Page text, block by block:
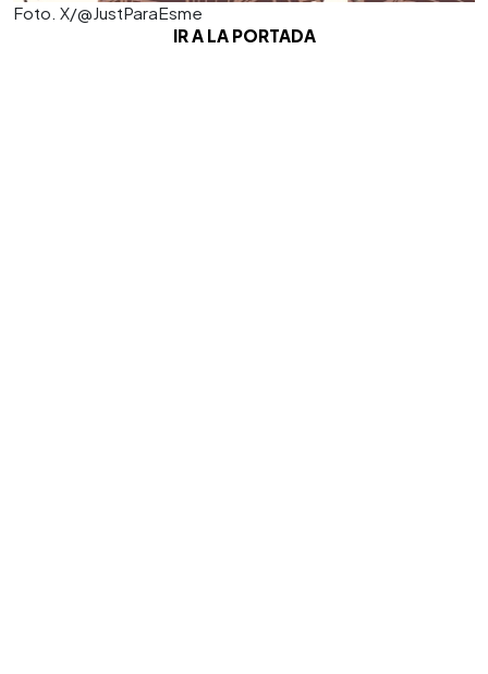
Foto. X/@JustParaEsme
IR A LA PORTADA